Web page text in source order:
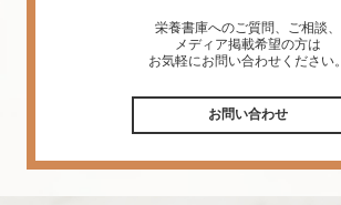
栄養書庫へのご質問、ご相談、
メディア掲載希望の方は
お気軽にお問い合わせください。
お問い合わせ